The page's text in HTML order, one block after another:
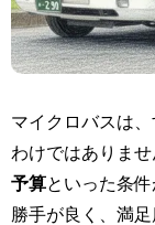
マイクロバスは
わけではありませ
予算といった条
勝手が良く、満